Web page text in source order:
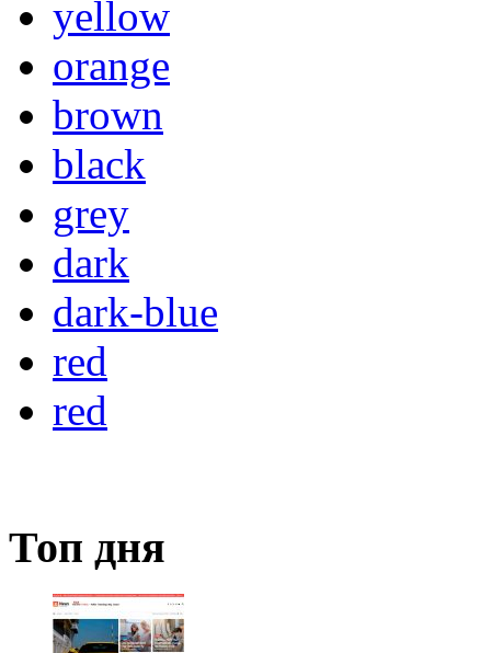
yellow
orange
brown
black
grey
dark
dark-blue
red
red
Топ дня